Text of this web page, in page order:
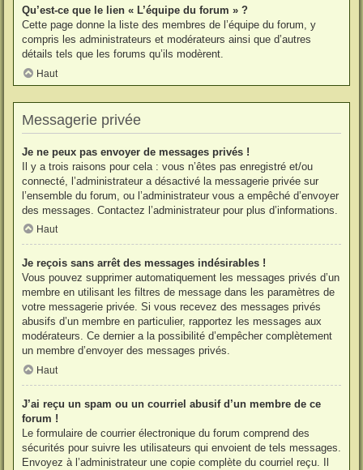
Qu’est-ce que le lien « L’équipe du forum » ?
Cette page donne la liste des membres de l’équipe du forum, y
compris les administrateurs et modérateurs ainsi que d’autres
détails tels que les forums qu’ils modèrent.
Haut
Messagerie privée
Je ne peux pas envoyer de messages privés !
Il y a trois raisons pour cela : vous n’êtes pas enregistré et/ou
connecté, l’administrateur a désactivé la messagerie privée sur
l’ensemble du forum, ou l’administrateur vous a empêché d’envoyer
des messages. Contactez l’administrateur pour plus d’informations.
Haut
Je reçois sans arrêt des messages indésirables !
Vous pouvez supprimer automatiquement les messages privés d’un
membre en utilisant les filtres de message dans les paramètres de
votre messagerie privée. Si vous recevez des messages privés
abusifs d’un membre en particulier, rapportez les messages aux
modérateurs. Ce dernier a la possibilité d’empêcher complètement
un membre d’envoyer des messages privés.
Haut
J’ai reçu un spam ou un courriel abusif d’un membre de ce
forum !
Le formulaire de courrier électronique du forum comprend des
sécurités pour suivre les utilisateurs qui envoient de tels messages.
Envoyez à l’administrateur une copie complète du courriel reçu. Il